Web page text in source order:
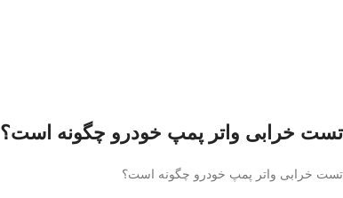
تست خرابی واتر پمپ خودرو چگونه است؟
تست خرابی واتر پمپ خودرو چگونه است؟